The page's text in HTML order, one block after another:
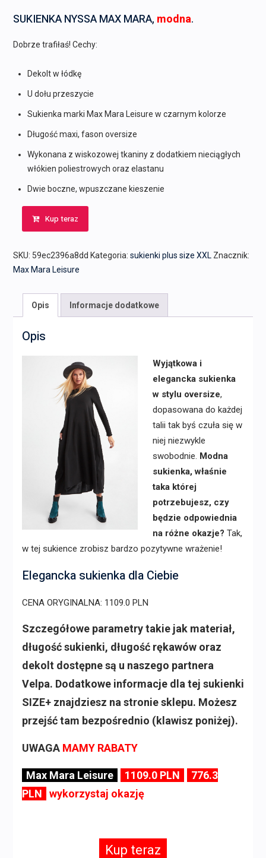
wynosiła:
1109,00 zł.
wynosi:
SUKIENKA NYSSA MAX MARA, modna.
Dobrze trafiłaś! Cechy:
Dekolt w łódkę
U dołu przeszycie
Sukienka marki Max Mara Leisure w czarnym kolorze
Długość maxi, fason oversize
Wykonana z wiskozowej tkaniny z dodatkiem nieciągłych
włókien poliestrowych oraz elastanu
Dwie boczne, wpuszczane kieszenie
Kup teraz
SKU: 59ec2396a8dd Kategoria: sukienki plus size XXL Znacznik:
Max Mara Leisure
Opis Informacje dodatkowe
Opis
Wyjątkowa i
elegancka sukienka
w stylu oversize,
dopasowana do każdej
talii tak byś czuła się w
niej niezwykle
swobodnie. Modna
sukienka, właśnie
taka której
potrzebujesz, czy
będzie odpowiednia
na różne okazje? Tak,
w tej sukience zrobisz bardzo pozytywne wrażenie!
Elegancka sukienka dla Ciebie
CENA ORYGINALNA: 1109.0 PLN
Szczegółowe parametry takie jak materiał,
długość sukienki, długość rękawów oraz
dekolt dostępne są u naszego partnera
Velpa. Dodatkowe informacje dla tej sukienki
SIZE+ znajdziesz na stronie sklepu. Możesz
przejść tam bezpośrednio (klawisz poniżej).
UWAGA MAMY RABATY
Max Mara Leisure 1109.0 PLN
776.3
PLN
wykorzystaj okazję
Kup teraz